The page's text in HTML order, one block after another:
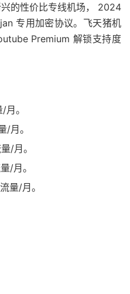
的性价比专线机场， 2024
专用加密协议。飞天猪机
Premium 解锁支持度
。
/月。
/月。
/月。
量/月。